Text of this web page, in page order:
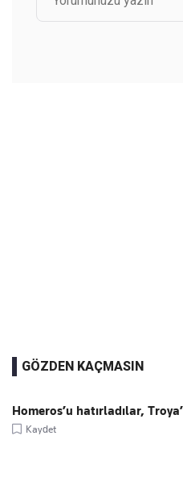
GÖZDEN KAÇMASIN
Homeros’u hatırladılar,
Kaydet